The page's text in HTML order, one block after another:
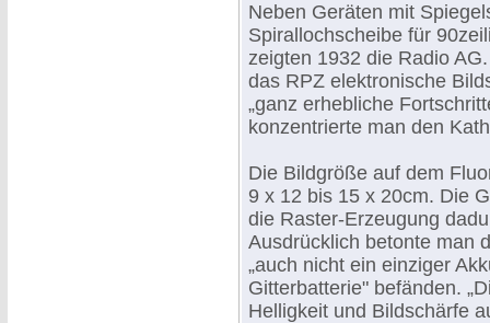
Neben Geräten mit
Spirallochscheibe für
zeigten 1932 die Radio
das RPZ elektronische
„ganz erhebliche
konzentrierte man den
Die Bildgröße auf dem
9 x 12 bis 15 x 20cm. Die
die Raster-Erzeugung
Ausdrücklich betonte man
„auch nicht ein einziger
Gitterbatterie" befänden.
Helligkeit und Bildschärfe